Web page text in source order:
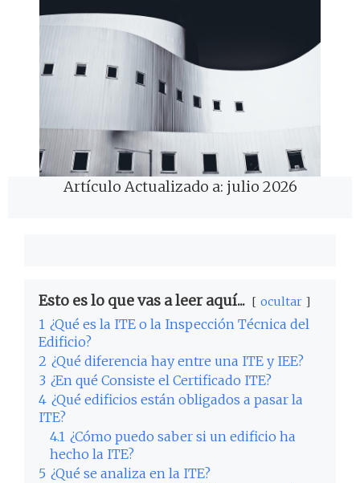
Artículo Actualizado a: julio 2026
Esto es lo que vas a leer aquí... ocultar
1 ¿Qué es la ITE o la Inspección Técnica del
Edificio?
2 ¿Qué diferencia hay entre una ITE y IEE?
3 ¿En qué Consiste el Certificado ITE?
4 ¿Qué edificios están obligados a pasar la
ITE?
4.1 ¿Cómo puedo saber si un edificio ha
hecho la ITE?
5 ¿Qué se analiza en la ITE?